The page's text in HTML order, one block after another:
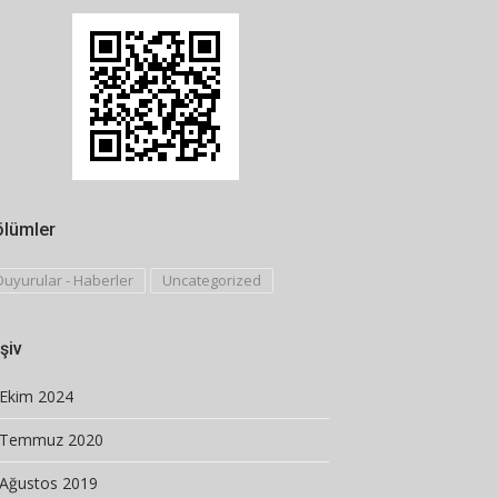
- Haberler Uncategorized
Ekim 2024
Temmuz 2020
Ağustos 2019